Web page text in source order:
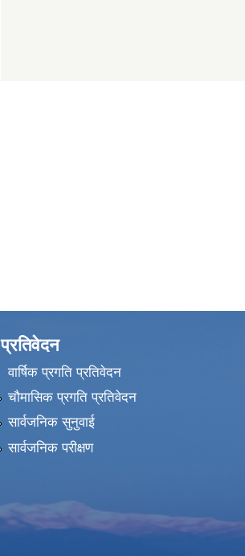
प्रतिवेदन
वार्षिक प्रगति प्रतिवेदन
चौमासिक प्रगति प्रतिवेदन
सार्वजनिक सुनुवाई
सार्वजनिक परीक्षण